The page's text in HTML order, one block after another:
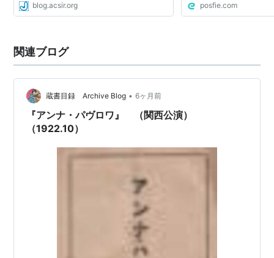
blog.acsir.org posfie.com
関連ブログ
蔵書目録 Archive Blog • 6ヶ月前
『アンナ・パヴロワ』 （関西公演）
（1922.10）